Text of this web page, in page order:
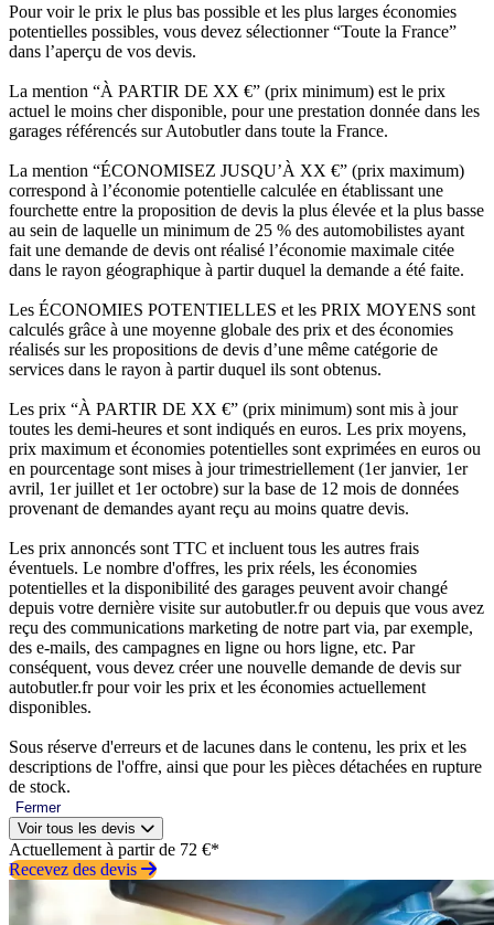
Pour voir le prix le plus bas possible et les plus larges économies
potentielles possibles, vous devez sélectionner “Toute la France”
dans l’aperçu de vos devis.
La mention “À PARTIR DE XX €” (prix minimum) est le prix
actuel le moins cher disponible, pour une prestation donnée dans les
garages référencés sur Autobutler dans toute la France.
La mention “ÉCONOMISEZ JUSQU’À XX €” (prix maximum)
correspond à l’économie potentielle calculée en établissant une
fourchette entre la proposition de devis la plus élevée et la plus basse
au sein de laquelle un minimum de 25 % des automobilistes ayant
fait une demande de devis ont réalisé l’économie maximale citée
dans le rayon géographique à partir duquel la demande a été faite.
Les ÉCONOMIES POTENTIELLES et les PRIX MOYENS sont
calculés grâce à une moyenne globale des prix et des économies
réalisés sur les propositions de devis d’une même catégorie de
services dans le rayon à partir duquel ils sont obtenus.
Les prix “À PARTIR DE XX €” (prix minimum) sont mis à jour
toutes les demi-heures et sont indiqués en euros. Les prix moyens,
prix maximum et économies potentielles sont exprimées en euros ou
en pourcentage sont mises à jour trimestriellement (1er janvier, 1er
avril, 1er juillet et 1er octobre) sur la base de 12 mois de données
provenant de demandes ayant reçu au moins quatre devis.
Les prix annoncés sont TTC et incluent tous les autres frais
éventuels. Le nombre d'offres, les prix réels, les économies
potentielles et la disponibilité des garages peuvent avoir changé
depuis votre dernière visite sur autobutler.fr ou depuis que vous avez
reçu des communications marketing de notre part via, par exemple,
des e-mails, des campagnes en ligne ou hors ligne, etc. Par
conséquent, vous devez créer une nouvelle demande de devis sur
autobutler.fr pour voir les prix et les économies actuellement
disponibles.
Sous réserve d'erreurs et de lacunes dans le contenu, les prix et les
descriptions de l'offre, ainsi que pour les pièces détachées en rupture
de stock.
Fermer
Voir tous les devis
Actuellement à partir de 72 €*
Recevez des devis